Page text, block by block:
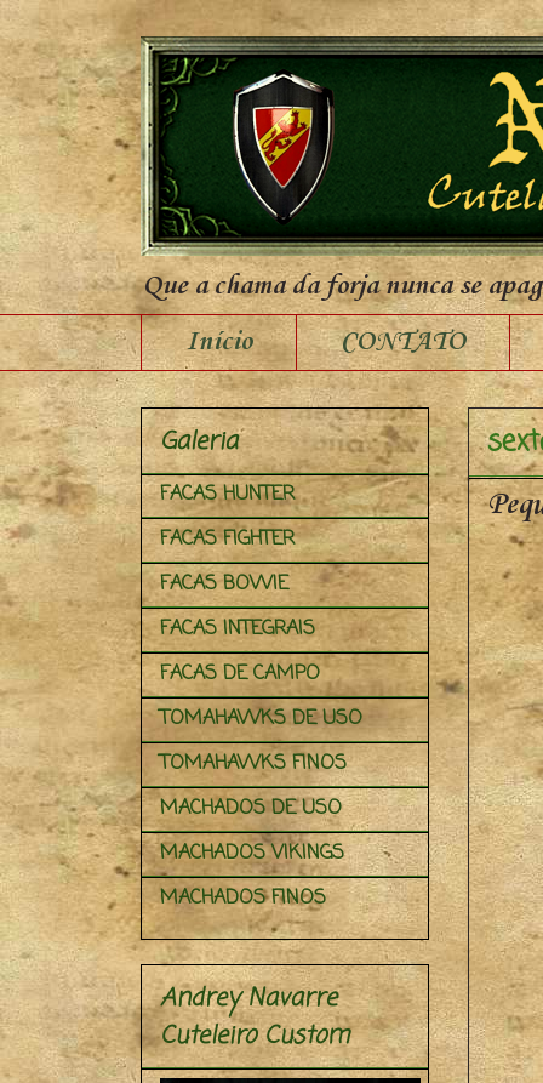
Que a chama da forja nunca se
Início
CONTATO
Galeria
FACAS HUNTER
FACAS FIGHTER
FACAS BOWIE
FACAS INTEGRAIS
FACAS DE CAMPO
TOMAHAWKS DE USO
TOMAHAWKS FINOS
MACHADOS DE USO
MACHADOS VIKINGS
MACHADOS FINOS
Andrey Navarre
Cuteleiro Custom